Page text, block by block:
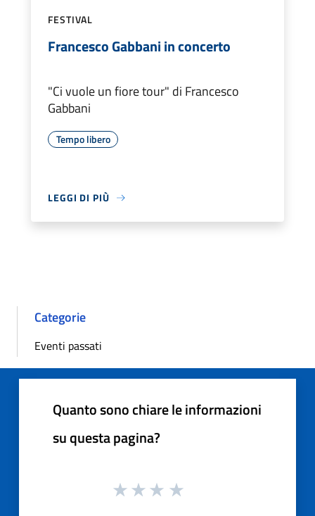
FESTIVAL
Francesco Gabbani in concerto
"Ci vuole un fiore tour" di Francesco
Gabbani
Tempo libero
LEGGI DI PIÙ
Categorie
Eventi passati
Quanto sono chiare le informazioni
su questa pagina?